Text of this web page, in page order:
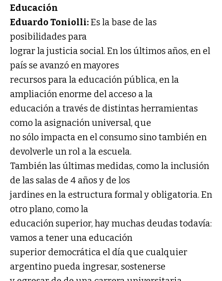
Educación
Eduardo Toniolli:Es la base de las
posibilidades para
lograr la justicia social. En los últimos años, en el
país se avanzó en mayores
recursos para la educación pública, en la
ampliación enorme del acceso a la
educación a través de distintas herramientas
como la asignación universal, que
no sólo impacta en el consumo sino también en
devolverle un rol a la escuela.
También las últimas medidas, como la inclusión
de las salas de 4 años y de los
jardines en la estructura formal y obligatoria. En
otro plano, como la
educación superior, hay muchas deudas todavía:
vamos a tener una educación
superior democrática el día que cualquier
argentino pueda ingresar, sostenerse